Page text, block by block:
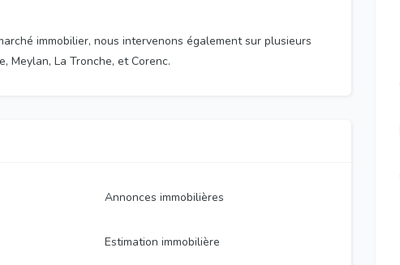
immobilier, nous intervenons également sur plusieurs
Meylan, La Tronche, et Corenc.
Annonces immobilières
Estimation immobilière